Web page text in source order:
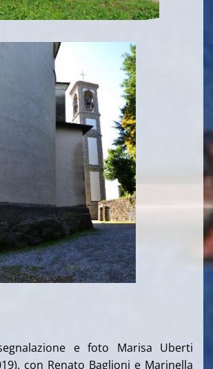
e foto Marisa Uberti
con Renato Baglioni e Marinella